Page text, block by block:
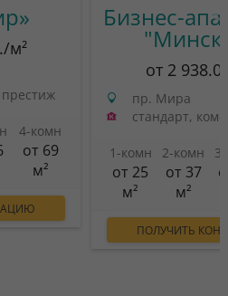
м²
4-комн
от 69
м²
Бизнес-
от 2
пр. Мира
стандарт,
1-комн
от 25
м²
2-комн
от 37
м²
ПОЛУЧИТЬ